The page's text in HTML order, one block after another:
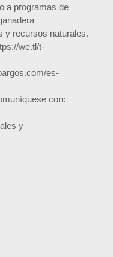
a programas de
y recursos naturales.
we.tl/t-
es-
con:
y